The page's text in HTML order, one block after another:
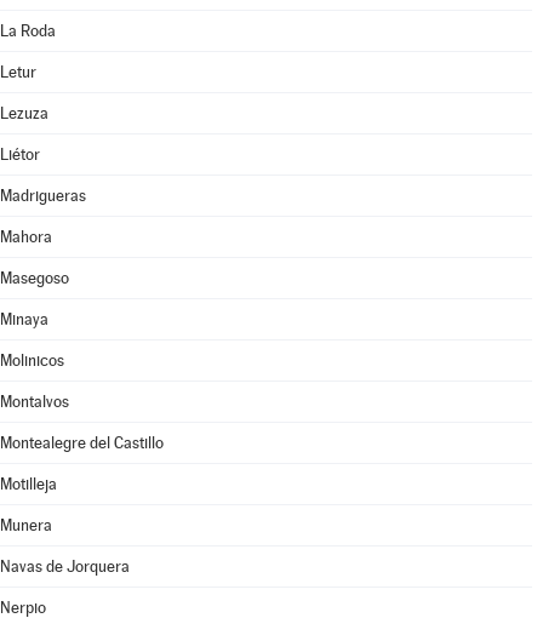
La Roda
Letur
Lezuza
Liétor
Madrigueras
Mahora
Masegoso
Minaya
Molinicos
Montalvos
Montealegre del Castillo
Motilleja
Munera
Navas de Jorquera
Nerpio